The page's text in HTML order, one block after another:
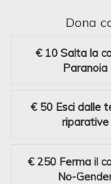
Dona
€ 10 Salta la
Paranoia
€ 50 Esci dalle
riparative
€ 250 Ferma il
No-